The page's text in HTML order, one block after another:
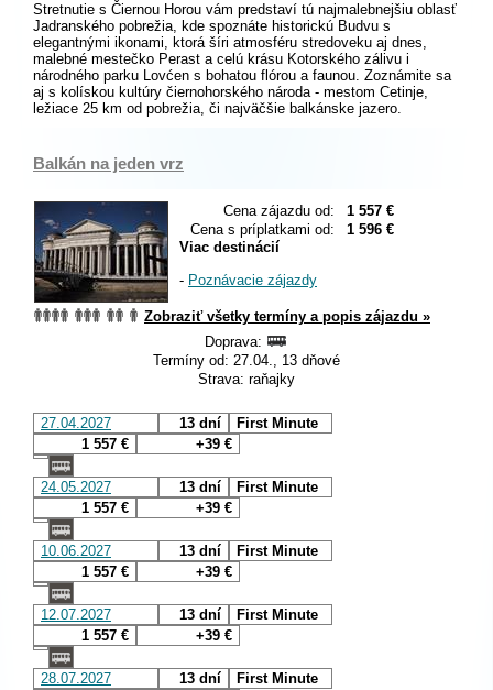
Stretnutie s Čiernou Horou vám predstaví tú najmalebnejšiu oblasť
Jadranského pobrežia, kde spoznáte historickú Budvu s
elegantnými ikonami, ktorá šíri atmosféru stredoveku aj dnes,
malebné mestečko Perast a celú krásu Kotorského zálivu i
národného parku Lovćen s bohatou flórou a faunou. Zoznámite sa
aj s kolískou kultúry čiernohorského národa - mestom Cetinje,
ležiace 25 km od pobrežia, či najväčšie balkánske jazero.
Balkán na jeden vrz
Cena zájazdu od:
1 557 €
Cena s príplatkami od:
1 596 €
Viac destinácií
- Poznávacie zájazdy
Zobraziť všetky termíny a popis zájazdu »
Doprava:
Termíny od: 27.04., 13 dňové
Strava: raňajky
27.04.2027 13 dní
First Minute
1 557 €
+39 €
24.05.2027 13 dní
First Minute
1 557 €
+39 €
10.06.2027 13 dní
First Minute
1 557 €
+39 €
12.07.2027 13 dní
First Minute
1 557 €
+39 €
28.07.2027 13 dní
First Minute